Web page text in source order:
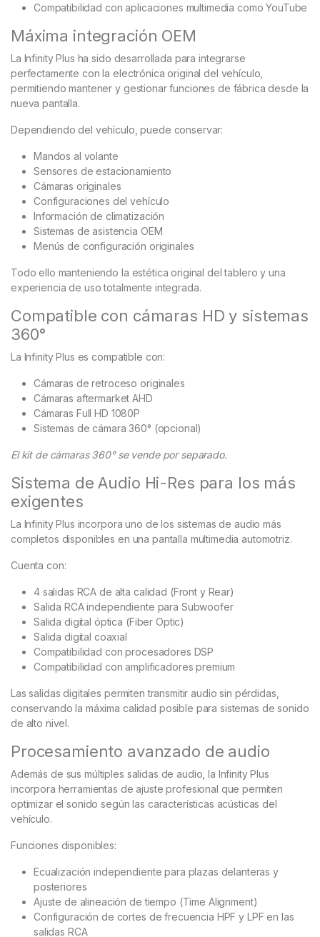
Compatibilidad con aplicaciones multimedia como YouTube
Máxima integración OEM
La Infinity Plus ha sido desarrollada para integrarse
perfectamente con la electrónica original del vehículo,
permitiendo mantener y gestionar funciones de fábrica desde la
nueva pantalla.
Dependiendo del vehículo, puede conservar:
Mandos al volante
Sensores de estacionamiento
Cámaras originales
Configuraciones del vehículo
Información de climatización
Sistemas de asistencia OEM
Menús de configuración originales
Todo ello manteniendo la estética original del tablero y una
experiencia de uso totalmente integrada.
Compatible con cámaras HD y sistemas
360°
La Infinity Plus es compatible con:
Cámaras de retroceso originales
Cámaras aftermarket AHD
Cámaras Full HD 1080P
Sistemas de cámara 360° (opcional)
El kit de cámaras 360° se vende por separado.
Sistema de Audio Hi-Res para los más
exigentes
La Infinity Plus incorpora uno de los sistemas de audio más
completos disponibles en una pantalla multimedia automotriz.
Cuenta con:
4 salidas RCA de alta calidad (Front y Rear)
Salida RCA independiente para Subwoofer
Salida digital óptica (Fiber Optic)
Salida digital coaxial
Compatibilidad con procesadores DSP
Compatibilidad con amplificadores premium
Las salidas digitales permiten transmitir audio sin pérdidas,
conservando la máxima calidad posible para sistemas de sonido
de alto nivel.
Procesamiento avanzado de audio
Además de sus múltiples salidas de audio, la Infinity Plus
incorpora herramientas de ajuste profesional que permiten
optimizar el sonido según las características acústicas del
vehículo.
Funciones disponibles:
Ecualización independiente para plazas delanteras y
posteriores
Ajuste de alineación de tiempo (Time Alignment)
Configuración de cortes de frecuencia HPF y LPF en las
salidas RCA